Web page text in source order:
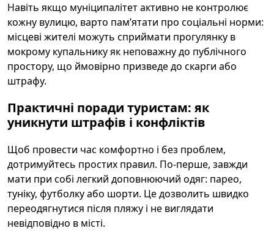
Навіть якщо муніципалітет активно не контролює
кожну вулицю, варто пам’ятати про соціальні норми:
місцеві жителі можуть сприймати прогулянку в
мокрому купальнику як неповажну до публічного
простору, що ймовірно призведе до скарги або
штрафу.
Практичні поради туристам: як
уникнути штрафів і конфліктів
Щоб провести час комфортно і без проблем,
дотримуйтесь простих правил. По-перше, завжди
мати при собі легкий доповнюючий одяг: парео,
туніку, футболку або шорти. Це дозволить швидко
переодягнутися після пляжу і не виглядати
невідповідно в місті.